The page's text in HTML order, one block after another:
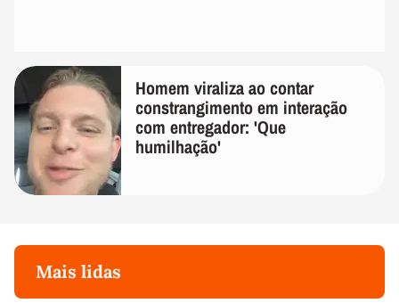
Homem viraliza ao contar
constrangimento em interação
com entregador: 'Que
humilhação'
Mais lidas